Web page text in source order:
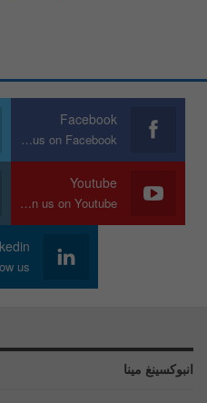
Facebook
Join us on Facebook
Youtube
Join us on Youtube
us
انبوكسينغ مينا